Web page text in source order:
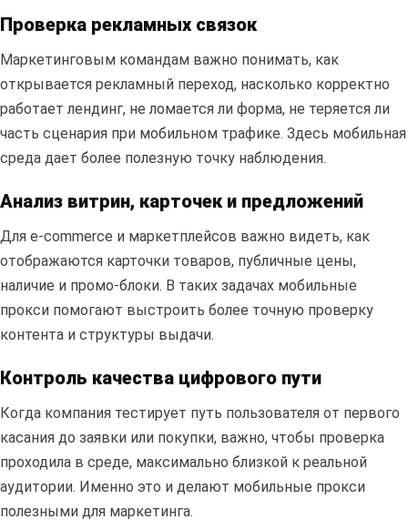
Проверка рекламных связок
Маркетинговым командам важно понимать, как
открывается рекламный переход, насколько корректно
работает лендинг, не ломается ли форма, не теряется ли
часть сценария при мобильном трафике. Здесь мобильная
среда дает более полезную точку наблюдения.
Анализ витрин, карточек и предложений
Для e-commerce и маркетплейсов важно видеть, как
отображаются карточки товаров, публичные цены,
наличие и промо-блоки. В таких задачах мобильные
прокси помогают выстроить более точную проверку
контента и структуры выдачи.
Контроль качества цифрового пути
Когда компания тестирует путь пользователя от первого
касания до заявки или покупки, важно, чтобы проверка
проходила в среде, максимально близкой к реальной
аудитории. Именно это и делают мобильные прокси
полезными для маркетинга.